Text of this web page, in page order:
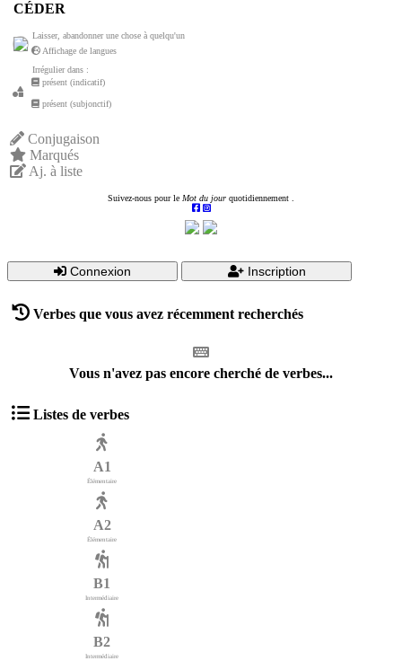
CÉDER
Laisser, abandonner une chose à quelqu'un
Affichage de langues
Irrégulier dans :
présent (indicatif)
présent (subjonctif)
Conjugaison
Marqués
Aj. à liste
Suivez-nous pour le Mot du jour quotidiennement .
Connexion Inscription
Verbes que vous avez récemment recherchés
Vous n'avez pas encore cherché de verbes...
Listes de verbes
A1
Élémentaire
A2
Élémentaire
B1
Intermédiaire
B2
Intermédiaire